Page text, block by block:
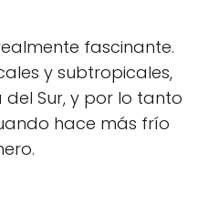
fascinante.
y subtropicales,
Sur, y por lo tanto
hace más frío